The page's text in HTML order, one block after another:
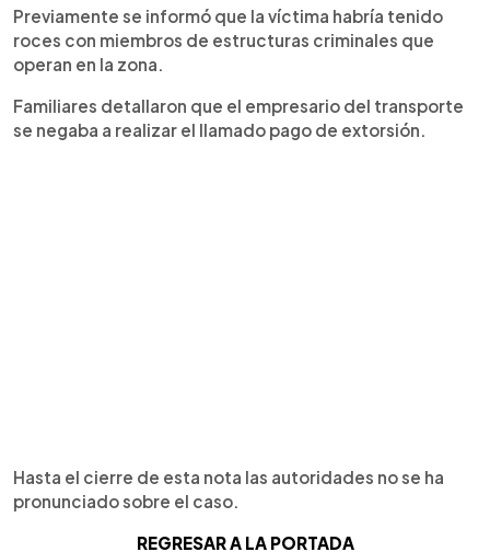
Previamente se informó que la víctima habría tenido
roces con miembros de estructuras criminales que
operan en la zona.
Familiares detallaron que el empresario del transporte
se negaba a realizar el llamado pago de extorsión.
Hasta el cierre de esta nota las autoridades no se ha
pronunciado sobre el caso.
REGRESAR A LA PORTADA